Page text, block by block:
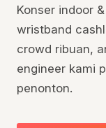
Konser indoor
wristband
crowd ribuan,
engineer kami
penonton.